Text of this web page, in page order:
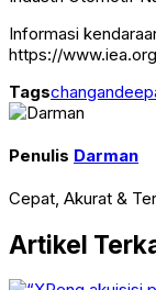
Informasi
https://
Tagschangan
Penulis Darman
Cepat, Akurat &
Artikel